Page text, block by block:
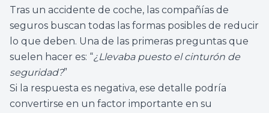
Tras un accidente de coche, las compañías de
seguros buscan todas las formas posibles de reducir
lo que deben. Una de las primeras preguntas que
suelen hacer es: “¿Llevaba puesto el cinturón de
seguridad?”
Si la respuesta es negativa, ese detalle podría
convertirse en un factor importante en su